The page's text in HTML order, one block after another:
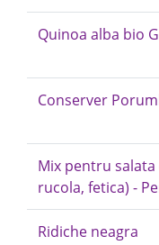
Quinoa alba bio
Conserver
Mix pentru
rucola, fetica) -
Ridiche neagra